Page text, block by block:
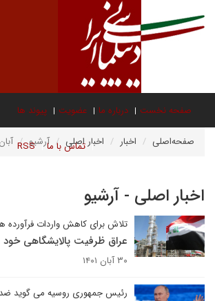
صفحه نخست درباره ما عضویت پیوند ها
تماس با ما RSS صفحه‌اصلی اخبار اخبار اصلی آرشیو آبان ۱۴۰۱
اخبار اصلی - آرشیو
تلاش برای کاهش واردات فرآورده
عراق ظرفیت پالایشگاهی
۳۰ آبان ۱۴۰۱
رئیس جمهوری روسیه می گوید